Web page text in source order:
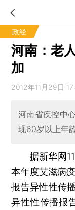
政经
河南：老
加
2012年11月29日
河南省疾控中
现60岁以上年
据新华网11
本年度艾滋病
报告异性性传
异性性传播报